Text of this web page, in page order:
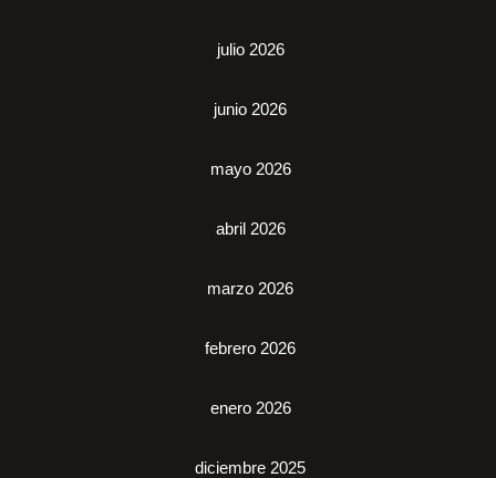
julio 2026
junio 2026
mayo 2026
abril 2026
marzo 2026
febrero 2026
enero 2026
diciembre 2025